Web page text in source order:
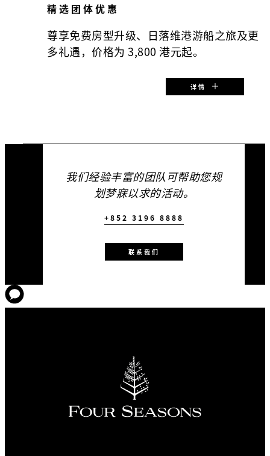
海景礼堂 II
152 m2
96
酒会 150
海景礼堂 III
酒会 150
163.85 m2
精选团体优惠
尊享免费房型升级、日落维港游船之旅及更
多礼遇，价格为 3,800 港元起。
详情
特惠起始价：
HKD 3,800
2026年08月07日 – 2027年09
以下礼遇任选其二：
每人一份迎宾饮品
付费预订每满 30 间客房，可
将其中一间升级至海景套房
我们经验丰富的团队可帮助您规
划梦寐以求的活动。
+852 3196 8888
联系我们